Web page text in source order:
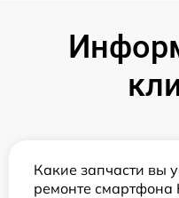
Какие запчасти вы
ремонте смартфона